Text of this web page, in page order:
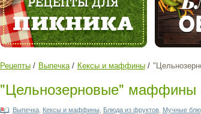
Рецепты Выпечка Кексы и маффины
"Цельнозерновые" маффины
Выпечка, Кексы и маффины Блюда из фруктов, Мучные